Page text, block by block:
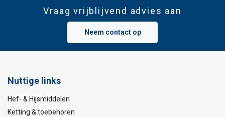
Vraag vrijblijvend advies aan
Neem contact op
Nuttige links
Hef- & Hijsmiddelen
Ketting & toebehoren